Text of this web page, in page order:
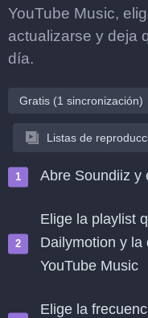
YouTube Music,
actualizarse y deja
día.
Gratis (1 sincronización)
Listas de
Abre Soundiiz y
Elige la playlist
Dailymotion y la
YouTube Music
Elige la